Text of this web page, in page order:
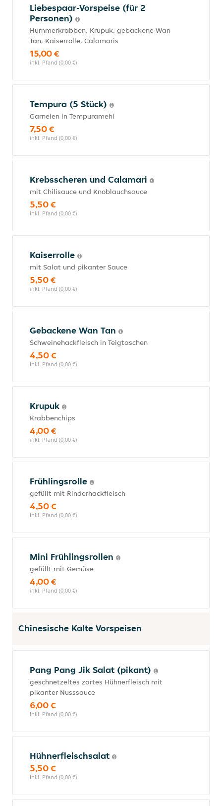
Liebespaar-Vorspeise (für 2
Personen)
Hummerkrabben, Krupuk, gebackene Wan
Tan, Kaiserrolle, Calamaris
15,00 €
inkl. Pfand (0,00 €)
Tempura (5 Stück)
Garnelen in Tempuramehl
7,50 €
inkl. Pfand (0,00 €)
Krebsscheren und Calamari
mit Chilisauce und Knoblauchsauce
5,50 €
inkl. Pfand (0,00 €)
Kaiserrolle
mit Salat und pikanter Sauce
5,50 €
inkl. Pfand (0,00 €)
Gebackene Wan Tan
Schweinehackfleisch in Teigtaschen
4,50 €
inkl. Pfand (0,00 €)
Krupuk
Krabbenchips
4,00 €
inkl. Pfand (0,00 €)
Frühlingsrolle
gefüllt mit Rinderhackfleisch
4,50 €
inkl. Pfand (0,00 €)
Mini Frühlingsrollen
gefüllt mit Gemüse
4,00 €
inkl. Pfand (0,00 €)
Chinesische Kalte Vorspeisen
Pang Pang Jik Salat (pikant)
geschnetzeltes zartes Hühnerfleisch mit
pikanter Nusssauce
6,00 €
inkl. Pfand (0,00 €)
Hühnerfleischsalat
5,50 €
inkl. Pfand (0,00 €)